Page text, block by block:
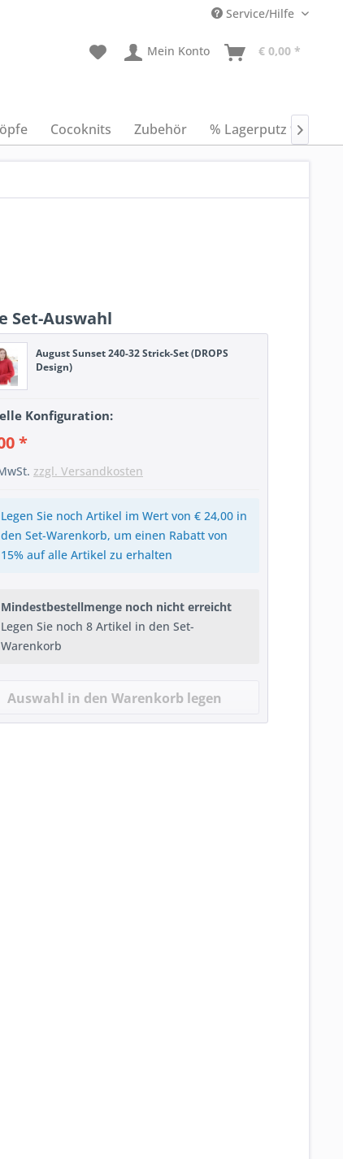
Service/Hilfe
Mein Konto € 0,00 *
Cocoknits Zubehör % Lagerputz %
Set-Auswahl
August Sunset 240-32 Strick-Set (DROPS
Design)
Konfiguration:
*
zzgl. Versandkosten
Legen Sie noch Artikel im Wert von € 24,00 in
den Set-Warenkorb, um einen Rabatt von
15% auf alle Artikel zu erhalten
Mindestbestellmenge noch nicht erreicht
Legen Sie noch 8 Artikel in den Set-
Warenkorb